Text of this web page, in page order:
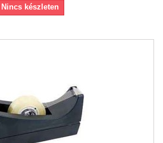
Nincs készleten